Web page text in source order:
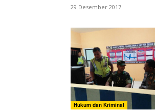
29 Desember 2017
Hukum dan Kriminal